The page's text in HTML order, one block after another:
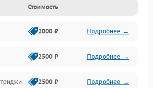
Стоимость
2000 ₽ Подробнее →
2500 ₽ Подробнее →
2500 ₽ Подробнее →